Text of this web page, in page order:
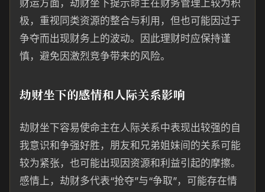
财运方面，劫财坐下提示命主在财务管理上较为积
极，重视同类资源的整合与利用，但也可能因过于
争夺而出现财务上的波动。因此理财时应保持谨
慎，避免因激烈竞争带来的风险。
劫财坐下的感情和人际关系影响
劫财坐下容易使命主在人际关系中表现出较强的自
我意识和争强好胜，朋友和兄弟姐妹间的关系可能
较为紧张，也可能出现因资源和利益引起的摩擦。
感情上，劫财多代表“抢夺”与“争取”，可能存在情